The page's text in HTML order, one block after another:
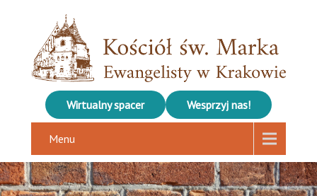
Wirtualny spacer Wesprzyj nas!
Menu